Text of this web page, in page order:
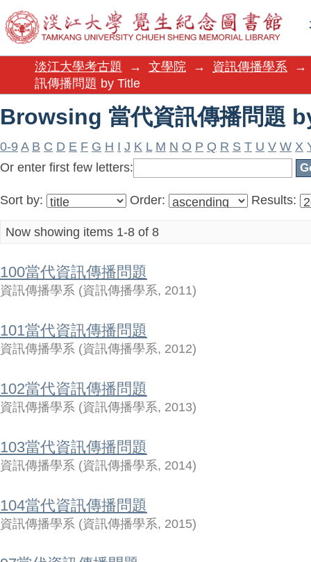
Browsing 當代資訊傳播問題
淡江大學考古題 → 文學院 → 資訊傳播學系
→
訊傳播問題 by Title
Browsing 當代資訊傳播問題
0-9 A B C D E F G H I J K L M N O P Q R S T U V W X
Or enter first few letters:
Sort by: Order: Results:
Now showing items 1-8 of 8
100當代資訊傳播問題
資訊傳播學系 (資訊傳播學系, 2011)
101當代資訊傳播問題
資訊傳播學系 (資訊傳播學系, 2012)
102當代資訊傳播問題
資訊傳播學系 (資訊傳播學系, 2013)
103當代資訊傳播問題
資訊傳播學系 (資訊傳播學系, 2014)
104當代資訊傳播問題
資訊傳播學系 (資訊傳播學系, 2015)